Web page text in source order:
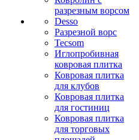
разрезным ворсом
Desso
Разрезной ворс
Tecsom
Иглопробивная
ковровая плитка
Ковровая плитка
для клубов
Ковровая плитка
для гостиниц
Ковровая плитка
для торговых